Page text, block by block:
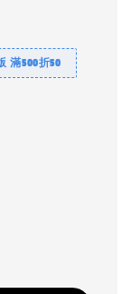
滿500折50